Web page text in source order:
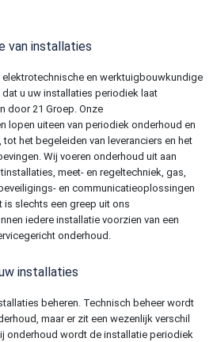
van installaties
elektrotechnische en werktuigbouwkundige
u uw installaties periodiek laat
door 21 Groep. Onze
lopen uiteen van periodiek onderhoud en
tot het begeleiden van leveranciers en het
Wij voeren onderhoud uit aan
meet- en regeltechniek, gas,
en communicatieoplossingen
is slechts een greep uit ons
iedere installatie voorzien van een
onderhoud.
installaties
beheren. Technisch beheer wordt
maar er zit een wezenlijk verschil
onderhoud wordt de installatie periodiek